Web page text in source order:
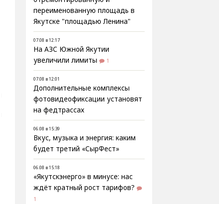
переименованную площадь в
Якутске "площадью Ленина"
07.08 в 12:17
На АЗС Южной Якутии
увеличили лимиты
1
07.08 в 12:01
Дополнительные комплексы
фотовидеофиксации установят
на федтрассах
06.08 в 15:39
Вкус, музыка и энергия: каким
будет третий «СырФест»
06.08 в 15:18
«Якутскэнерго» в минусе: нас
ждёт кратный рост тарифов?
1